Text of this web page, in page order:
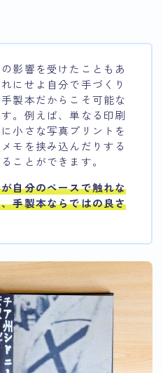
影響を受けたこともあ
にせよ自分で手づくり
製本だからこそ可能な
。例えば、単なる印刷
小さな写真プリントを
モを挟み込んだりする
ことができます。
自分のペースで触れな
手製本ならではの良さ